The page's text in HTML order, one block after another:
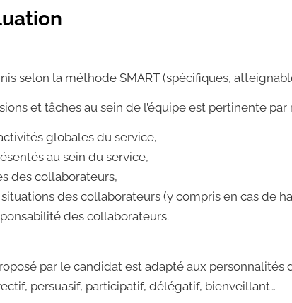
selon la méthode SMART (spécifiques,
et tâches au sein de l’équipe est pertinente par
globales du service,
au sein du service,
des collaborateurs,
des collaborateurs (y compris en cas de
des collaborateurs.
par le candidat est adapté aux
persuasif, participatif, délégatif, bienveillant…